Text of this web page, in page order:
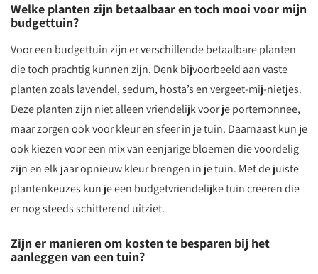
Welke planten zijn betaalbaar en toch mooi voor mijn
budgettuin?
Voor een budgettuin zijn er verschillende betaalbare planten
die toch prachtig kunnen zijn. Denk bijvoorbeeld aan vaste
planten zoals lavendel, sedum, hosta’s en vergeet-mij-nietjes.
Deze planten zijn niet alleen vriendelijk voor je portemonnee,
maar zorgen ook voor kleur en sfeer in je tuin. Daarnaast kun je
ook kiezen voor een mix van eenjarige bloemen die voordelig
zijn en elk jaar opnieuw kleur brengen in je tuin. Met de juiste
plantenkeuzes kun je een budgetvriendelijke tuin creëren die
er nog steeds schitterend uitziet.
Zijn er manieren om kosten te besparen bij het
aanleggen van een tuin?